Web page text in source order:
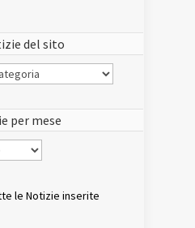
del sito
per mese
le Notizie inserite